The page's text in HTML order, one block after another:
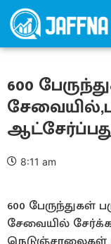
600
8:11 am
600 பேருந்துகள்
சேவையில்